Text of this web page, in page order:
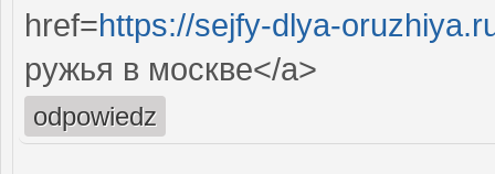
href=https://sejfy-dlya-
ружья в москве</a>
odpowiedz